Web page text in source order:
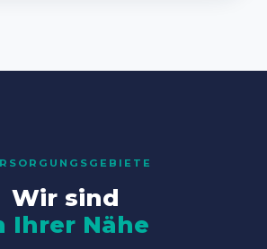
Wir sind
Ihrer Nähe